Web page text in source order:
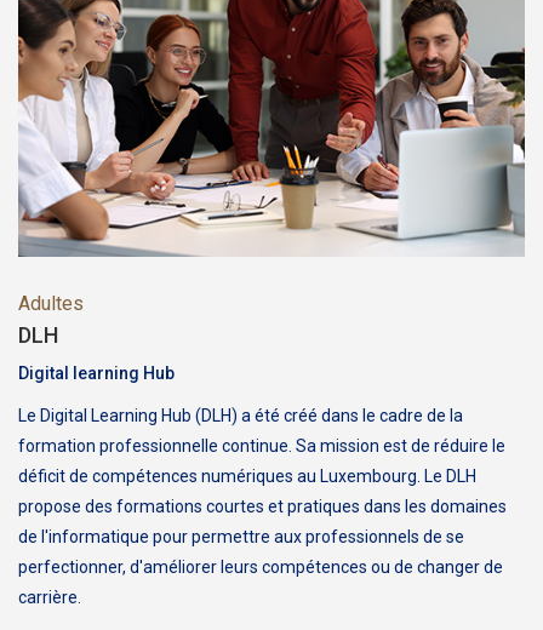
Adultes
DLH
Digital learning Hub
Le Digital Learning Hub (DLH) a été créé dans le cadre de la
formation professionnelle continue. Sa mission est de réduire le
déficit de compétences numériques au Luxembourg. Le DLH
propose des formations courtes et pratiques dans les domaines
de l'informatique pour permettre aux professionnels de se
perfectionner, d'améliorer leurs compétences ou de changer de
carrière.